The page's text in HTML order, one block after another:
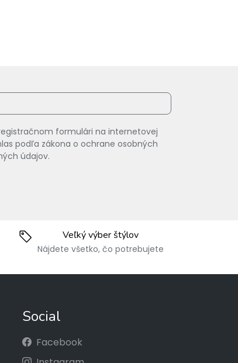
formulári na internetovej
podľa zákona o ochrane osobných
údajov.
Veľký výber štýlov
Nájdete všetko, čo potrebujete
Social
Facebook